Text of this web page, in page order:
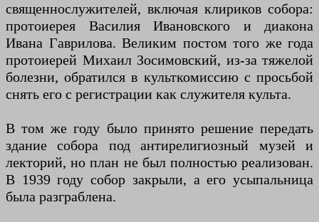
священнослужителей, включая клириков собора:
протоиерея Василия Ивановского и диакона
Ивана Гаврилова. Великим постом того же года
протоиерей Михаил Зосимовский, из-за тяжелой
болезни, обратился в культкомиссию с просьбой
снять его с регистрации как служителя культа.
В том же году было принято решение передать
здание собора под антирелигиозный музей и
лекторий, но план не был полностью реализован.
В 1939 году собор закрыли, а его усыпальница
была разграблена.